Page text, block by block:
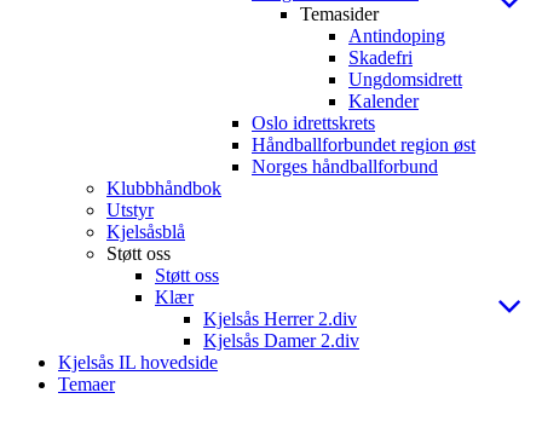
Temasider
Antindoping
Skadefri
Ungdomsidrett
Kalender
Oslo idrettskrets
Håndballforbundet region øst
Norges håndballforbund
Klubbhåndbok
Utstyr
Kjelsåsblå
Støtt oss
Støtt oss
Klær
Kjelsås Herrer 2.div
Kjelsås Damer 2.div
Kjelsås IL hovedside
Temaer